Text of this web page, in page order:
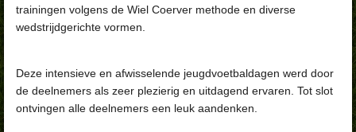
trainingen volgens de Wiel Coerver methode en diverse
wedstrijdgerichte vormen.
Deze intensieve en afwisselende jeugdvoetbaldagen werd door
de deelnemers als zeer plezierig en uitdagend ervaren. Tot slot
ontvingen alle deelnemers een leuk aandenken.